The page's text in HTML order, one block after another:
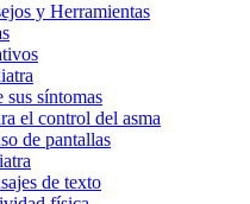
y Herramientas
síntomas
el control del asma
de pantallas
de texto